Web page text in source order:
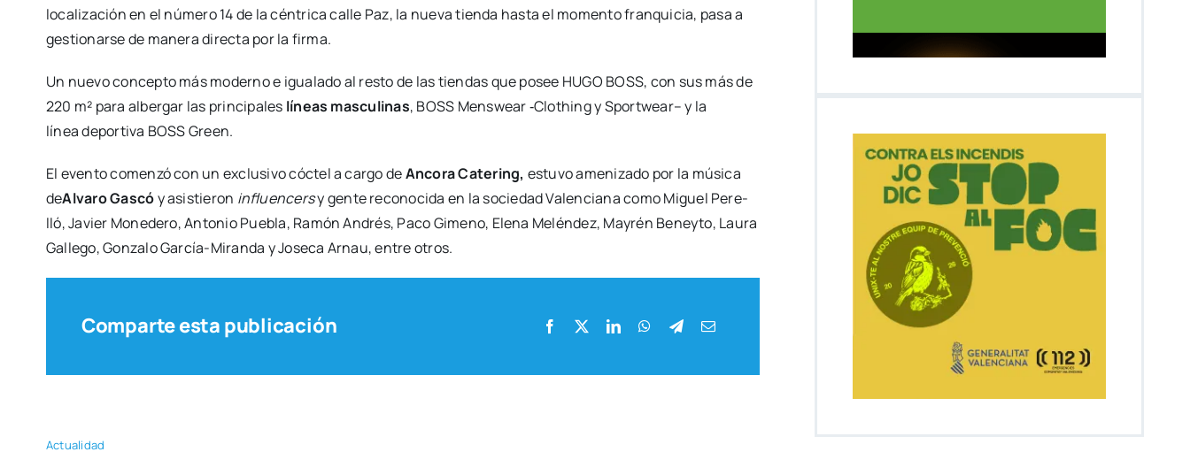
loca­li­za­ción en el núme­ro 14 de la cén­tri­ca calle Paz, la nue­va tien­da has­ta el momen­to fran­qui­cia, pasa a
ges­tio­nar­se de mane­ra direc­ta por la fir­ma.
Un nue­vo con­cep­to más moderno e igua­la­do al res­to de las tien­das que posee HUGO BOSS, con sus más de
220 m² para alber­gar las prin­ci­pa­les líneas mas­cu­li­nas, BOSS Mens­wear ‑Clothing y Sport­wear– y la
línea depor­ti­va BOSS Green.
El even­to comen­zó con un exclu­si­vo cóc­tel a car­go deAnco­ra Cate­ring, estu­vo ame­ni­za­do por la músi­ca
deAlva­ro Gas­cóy asis­tie­ron influen­cersy gen­te reco­no­ci­da en la socie­dad Valen­cia­na como Miguel Pere­
lló, Javier Mone­de­ro, Anto­nio Pue­bla, Ramón Andrés, Paco Gimeno, Ele­na Melén­dez, May­rén Beney­to, Lau­ra
Galle­go, Gon­za­lo Gar­­cía-Mira­n­­da y Jose­ca Arnau, entre otros.
Comparte esta publicación
Actua­li­dad